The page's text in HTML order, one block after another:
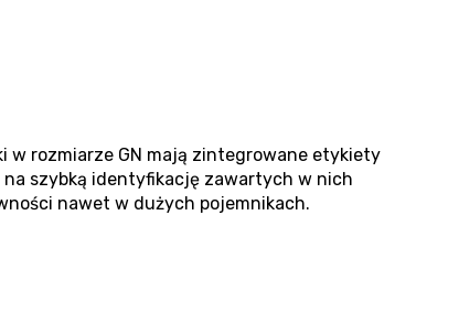
w rozmiarze GN mają zintegrowane etykiety
szybką identyfikację zawartych w nich
nawet w dużych pojemnikach.